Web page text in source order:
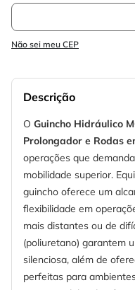
Não sei meu CEP
Descrição
O Guincho Hidráulico
Prolongador e Rodas
operações que
mobilidade superior.
guincho oferece um
flexibilidade em
mais distantes ou de
(poliuretano) garantem
silenciosa, além de
perfeitas para